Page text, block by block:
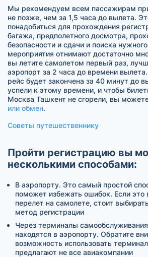
Мы рекомендуем всем пассажирам
не позже, чем за 1,5 часа до вылета.
понадобиться для прохождения
багажа, предполетного досмотра,
безопасности и сдачи и поиска
мероприятия отнимают достаточно
вы летите самолетом первый раз,
аэропорт за 2 часа до времени
рейс будет закончена за 40 минут до
успели к этому времени, и чтобы
Москва Ташкент не сгорели, вы
или обмен.
Советы путешественнику
Пройти регистрацию вы
несколькими способами:
В аэропорту. Это самый простой
поможет избежать ошибок. Если
перелет на самолете, стоит
метод регистрации
Через терминалы
находятся в аэропорту. Обратите
возможность использовать
предлагают не все авиакомпании